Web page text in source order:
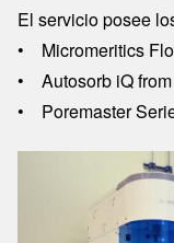
El servicio posee
• Micromeritics
• Autosorb iQ from
• Poremaster